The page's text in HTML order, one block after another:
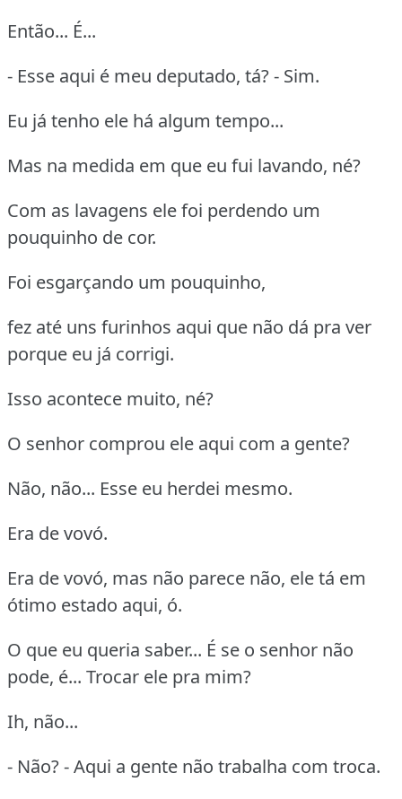
Então... É...
- Esse aqui é meu deputado, tá? - Sim.
Eu já tenho ele há algum tempo...
Mas na medida em que eu fui lavando, né?
Com as lavagens ele foi perdendo um
pouquinho de cor.
Foi esgarçando um pouquinho,
fez até uns furinhos aqui que não dá pra ver
porque eu já corrigi.
Isso acontece muito, né?
O senhor comprou ele aqui com a gente?
Não, não... Esse eu herdei mesmo.
Era de vovó.
Era de vovó, mas não parece não, ele tá em
ótimo estado aqui, ó.
O que eu queria saber... É se o senhor não
pode, é... Trocar ele pra mim?
Ih, não...
- Não? - Aqui a gente não trabalha com troca.